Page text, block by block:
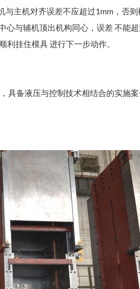
主机对齐误差不应超过1mm，否
与辅机顶出机构同心，误差 不能
利挂住模具 进行下一步动作。
具备液压与控制技术相结合的实施案